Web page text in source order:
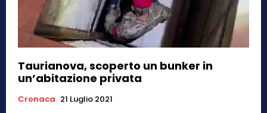
Taurianova, scoperto un bunker in
un’abitazione privata
Cronaca 21 Luglio 2021